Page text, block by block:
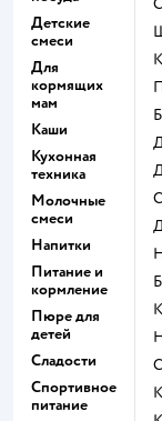
Детские
смеси
Для
кормящих
мам
Каши
Кухонная
техника
Молочные
смеси
Напитки
Питание и
кормление
Пюре для
детей
Сладости
Спортивное
питание